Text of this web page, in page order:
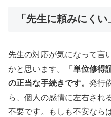
「先生に頼みにく
先生の対応が気になって言
かと思います。
「単位修得
の正当な手続きです。 発行
ら、個人の感情に左右され
不要です。もしも不安なら